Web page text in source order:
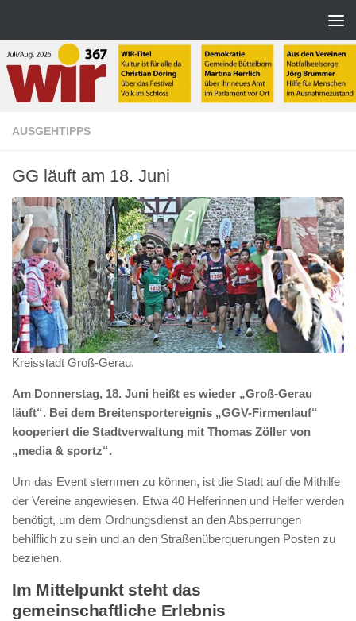
AUSGEHTIPPS
GG läuft am 18. Juni
Kreisstadt Groß-Gerau.
Am Donnerstag, 18. Juni heißt es wieder „Groß-Gerau
läuft“. Bei dem Breitensportereignis „GGV-Firmenlauf“
kooperiert die Stadtverwaltung mit Thomas Zöller von
„media & sportz“.
Um das Event stemmen zu können, ist die Stadt auf die Mithilfe
der Vereine angewiesen. Etwa 40 Helferinnen und Helfer werden
benötigt, um dem Ordnungsdienst an den Absperrungen
behilflich zu sein und an den Straßenüberquerungen Posten zu
beziehen.
Im Mittelpunkt steht das
gemeinschaftliche Erlebnis